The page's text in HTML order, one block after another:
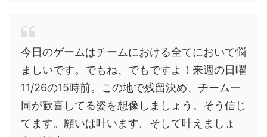
今日のゲームはチームにおける全てにおいて悩
ましいです。でもね、でもですよ！来週の日曜
11/26の15時前。この地で残留決め、チーム一
同が歓喜してる姿を想像しましょう。そう信じ
てます。願いは叶います。そして叶えましょ